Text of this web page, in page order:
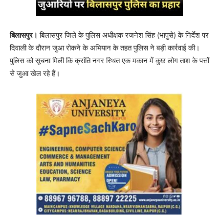
बिलासपुर। बिलासपुर जिले के पुलिस अधीक्षक रजनेश सिंह (भापुसे) के निर्देश पर
दिवाली के दौरान जुआ रोकने के अभियान के तहत पुलिस ने बड़ी कार्रवाई की।
पुलिस को सूचना मिली कि क्रांति नगर स्थित एक मकान में कुछ लोग ताश के पत्तों
से जुआ खेल रहे हैं।